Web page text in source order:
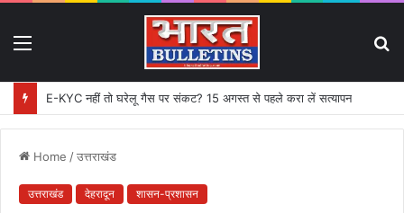
E-KYC नहीं तो घरेलू गैस पर संकट? 15 अगस्त से पहले करा लें सत्यापन
Home /उत्तराखंड
उत्तराखंड देहरादून शासन-प्रशासन